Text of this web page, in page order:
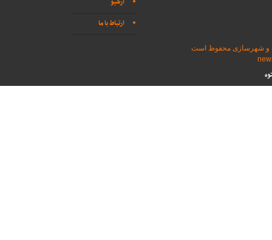
ارتباط با ما
و شهرسازی محفوظ است